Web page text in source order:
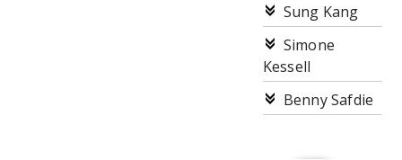
Sung Kang
Simone
Kessell
Benny Safdie